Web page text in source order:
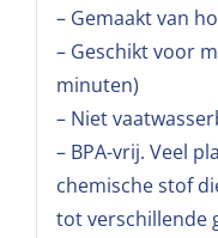
– Gemaakt van
– Geschikt voor
minuten)
– Niet
– BPA-vrij. Veel
chemische stof
tot verschillende